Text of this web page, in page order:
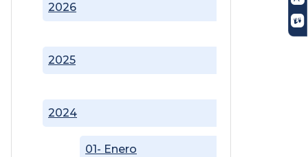
2024
01- Enero
2025
2026